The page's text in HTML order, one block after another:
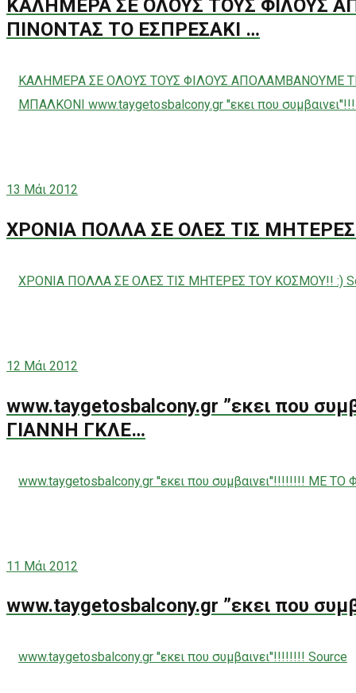
ΚΑΛΗΜΕΡΑ ΣΕ ΟΛΟΥΣ ΤΟΥΣ ΦΙΛΟΥΣ
ΠΙΝΟΝΤΑΣ ΤΟ ΕΣΠΡΕΣΑΚΙ …
ΚΑΛΗΜΕΡΑ ΣΕ ΟΛΟΥΣ ΤΟΥΣ ΦΙΛΟΥΣ ΑΠΟΛΑΜΒΑΝΟΥΜΕ
ΜΠΑΛΚΟΝΙ www.taygetosbalcony.gr ''εκει που
13 Μάι 2012
ΧΡΟΝΙΑ ΠΟΛΛΑ ΣΕ ΟΛΕΣ ΤΙΣ
ΧΡΟΝΙΑ ΠΟΛΛΑ ΣΕ ΟΛΕΣ ΤΙΣ ΜΗΤΕΡΕΣ ΤΟΥ ΚΟΣΜΟΥ!! :)
12 Μάι 2012
www.taygetosbalcony.gr ”εκει που
ΓΙΑΝΝΗ ΓΚΛΕ…
www.taygetosbalcony.gr ''εκει που συμβαινει''!!!!!!!! ME
11 Μάι 2012
www.taygetosbalcony.gr ”εκει που
www.taygetosbalcony.gr ''εκει που συμβαινει''!!!!!!!! Source